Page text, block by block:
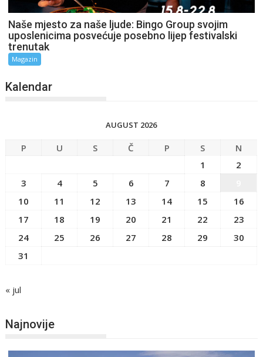
Naše mjesto za naše ljude: Bingo Group svojim
uposlenicima posvećuje posebno lijep festivalski
trenutak
Magazin
Kalendar
AUGUST 2026
P U S Č P S
N
1
2
3
4 5 6 7 8
10
11 12 13 14 15
16
17
18 19 20 21 22
23
24
25 26 27 28 29
30
31
« jul
Najnovije